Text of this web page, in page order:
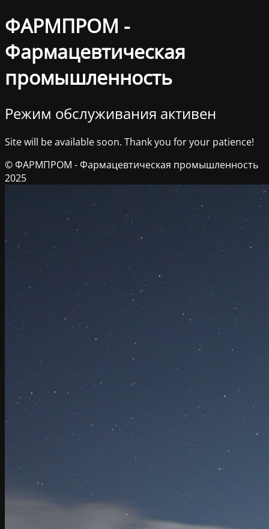
ФАРМПРОМ -
Фармацевтическая
промышленность
Режим обслуживания активен
Site will be available soon. Thank you for your patience!
© ФАРМПРОМ - Фармацевтическая промышленность
2025